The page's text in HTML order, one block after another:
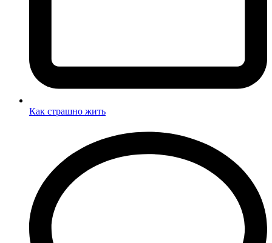
Как страшно жить